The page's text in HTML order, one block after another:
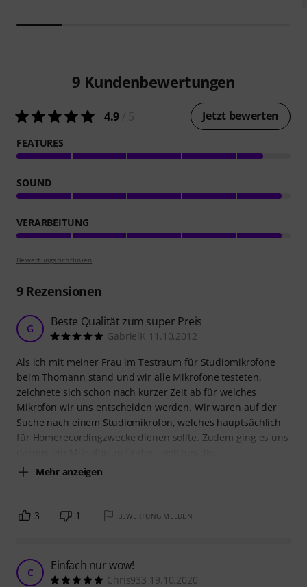
9 Kundenbewertungen
4.9 Jetzt bewerten
FEATURES
SOUND
VERARBEITUNG
Bewertungsrichtlinien
9Rezensionen
G Beste Qualität zum super Preis
GabrielK 11.10.2012
Als ich mit meiner Frau im Testraum für Studiomikrofone
beim Thomann stand und wir alle Mikrofone testeten,
zeichnete sich schon nach kurzer Zeit ab für welches
Mikrofon wir uns entscheiden werden. Wir waren auf der
Suche nach einem Studiomikrofon, welches hauptsächlich
für Homerecordingzwecke dienen sollte. Zudem ging es uns
Mehr anzeigen
3 1 BEWERTUNG MELDEN
C Einfach nur wow!
Chris933 19.10.2020